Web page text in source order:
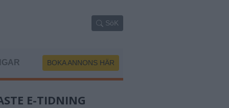
SöK
BOKA ANNONS HÄR
E-TIDNING